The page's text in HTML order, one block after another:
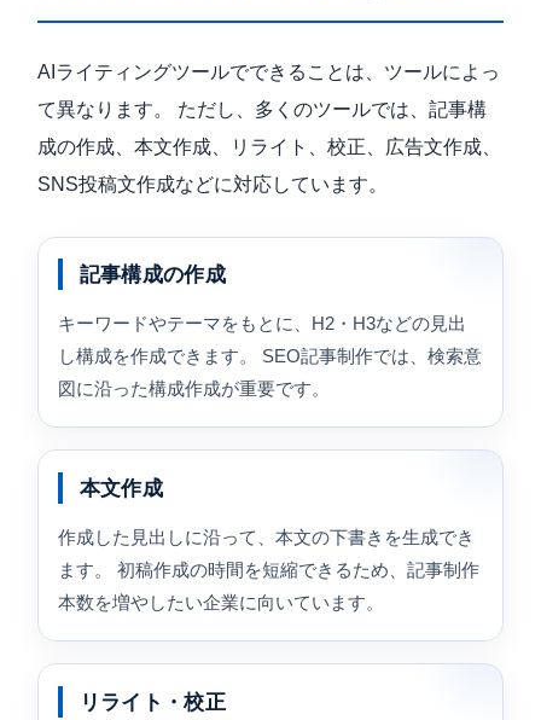
AIライティングツールでできることは、ツールによっ
て異なります。 ただし、多くのツールでは、記事構
成の作成、本文作成、リライト、校正、広告文作成、
SNS投稿文作成などに対応しています。
記事構成の作成
キーワードやテーマをもとに、H2・H3などの見出
し構成を作成できます。 SEO記事制作では、検索意
図に沿った構成作成が重要です。
本文作成
作成した見出しに沿って、本文の下書きを生成でき
ます。 初稿作成の時間を短縮できるため、記事制作
本数を増やしたい企業に向いています。
リライト・校正